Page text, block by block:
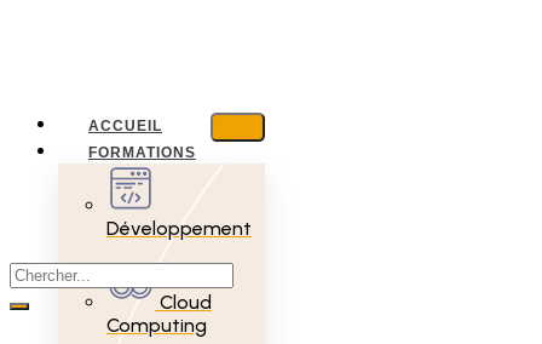
ACCUEIL
FORMATIONS
Développement
Cloud
Computing